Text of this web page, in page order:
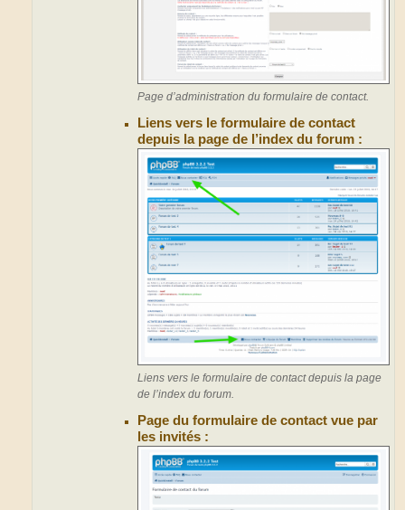
Page d’administration du formulaire de contact.
Liens vers le formulaire de contact
depuis la page de l’index du forum :
Liens vers le formulaire de contact depuis la page
de l’index du forum.
Page du formulaire de contact vue par
les invités :